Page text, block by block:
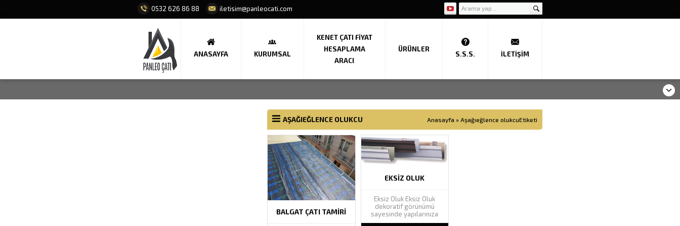
0532 626 86 88 iletisim@panleocati.com
ANASAYFA KURUMSAL
KENET ÇATI FIYAT
HESAPLAMA
ARACI
ÜRÜNLER
S.S.S. İLETIŞIM
AŞAĞIEĞLENCE OLUKCU Anasayfa » Aşağıeğlence olukcuEtiketi
BALGAT ÇATI TAMIRI
EKSIZ OLUK
Eksiz Oluk Eksiz Oluk
dekoratif görünümü
sayesinde yapılarınıza
estetik güzellik katarak